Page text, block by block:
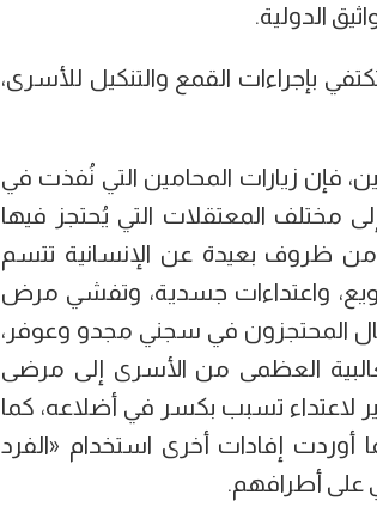
الدولية.
بإجراءات القمع والتنكيل للأسرى،
فإن زيارات المحامين التي نُفذت في
الواقعة بين الأول ومنتصف يوليو (تموز) 2025، إلى مختلف المعتقلات التي يُحتجز فيها
يعانون من ظروف بعيدة عن الإنسانية تتسم
واعتداءات جسدية، وتفشي مرض
المحتجزون في سجني مجدو وعوفر،
العظمى من الأسرى إلى مرضى
لاعتداء تسبب بكسر في أضلاعه، كما
إفادات أخرى استخدام «الفرد
على أطرافهم.